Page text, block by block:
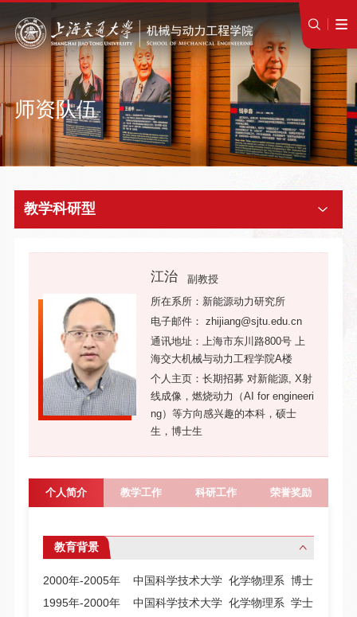
师资队伍
教学科研型
江治
副教授
所在系所：新能源动力研究所
电子邮件： zhijiang@sjtu.edu.cn
通讯地址：上海市东川路800号 上
海交大机械与动力工程学院A楼
个人主页：长期招募 对新能源, X射
线成像，燃烧动力（AI for engineeri
ng）等方向感兴趣的本科，硕士
生，博士生
个人简介 教学工作 科研工作 荣誉奖励
教育背景
2000年-2005年 中国科学技术大学 化学物理系 博士
1995年-2000年 中国科学技术大学 化学物理系 学士